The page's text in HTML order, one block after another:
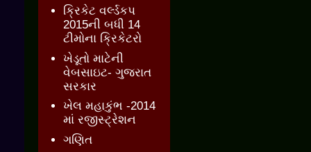
ક્રિકેટ વર્લ્ડકપ
2015ની બધી 14
ટીમોના ક્રિકેટરો
ખેડૂતો માટેની
વેબસાઇટ- ગુજરાત
સરકાર
ખેલ મહાકુંભ -2014
માં રજીસ્ટ્રેશન
ગણિત